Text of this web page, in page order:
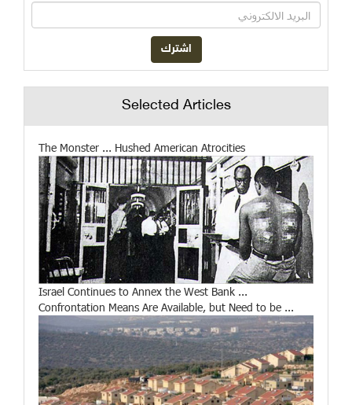
Selected Articles
The Monster ... Hushed American Atrocities
Israel Continues to Annex the West Bank ...
Confrontation Means Are Available, but Need to be ...